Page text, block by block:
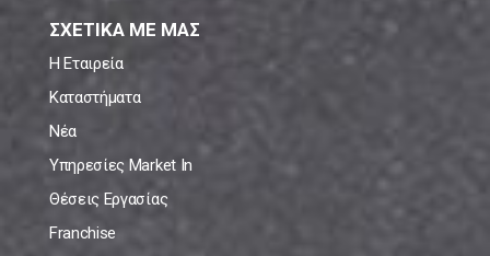
ΣΧΕΤΙΚΑ ΜΕ ΜΑΣ
Η Εταιρεία
Καταστήματα
Νέα
Υπηρεσίες Market In
Θέσεις Εργασίας
Franchise